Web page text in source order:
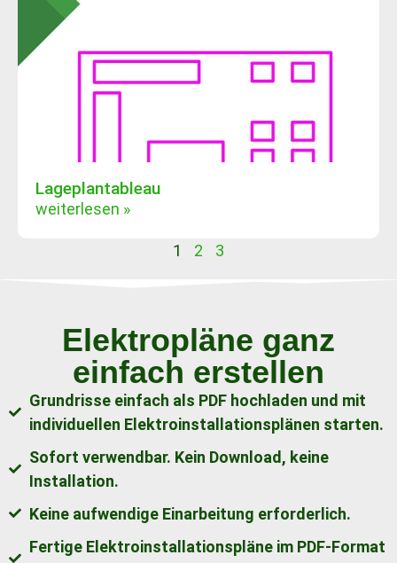
Lageplantableau
weiterlesen »
1 2 3
Elektropläne ganz
einfach erstellen
Grundrisse einfach als PDF hochladen und mit
individuellen Elektroinstallationsplänen starten.
Sofort verwendbar. Kein Download, keine
Installation.
Keine aufwendige Einarbeitung erforderlich.
Fertige Elektroinstallationspläne im PDF-Format